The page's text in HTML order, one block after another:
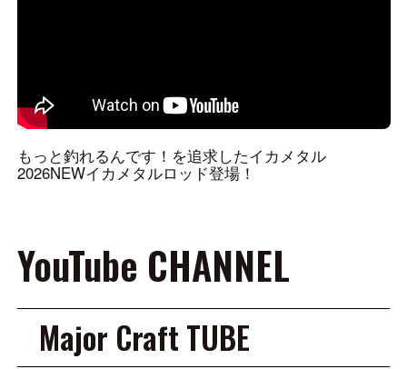
もっと釣れるんです！を追求したイカメタル
2026NEWイカメタルロッド登場！
YouTube CHANNEL
Major Craft TUBE